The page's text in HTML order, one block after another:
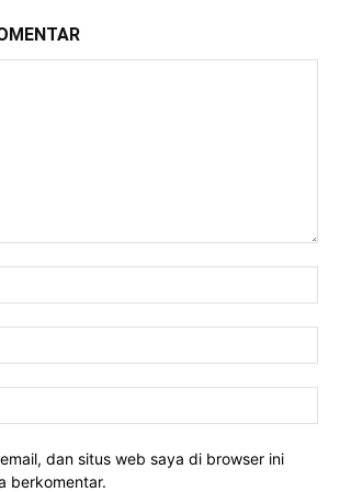
dan situs web saya di browser ini
berkomentar.